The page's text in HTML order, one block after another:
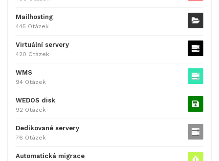
Mailhosting
445 Otázek
Virtuální servery
420 Otázek
WMS
94 Otázek
WEDOS disk
92 Otázek
Dedikované servery
76 Otázek
Automatická migrace